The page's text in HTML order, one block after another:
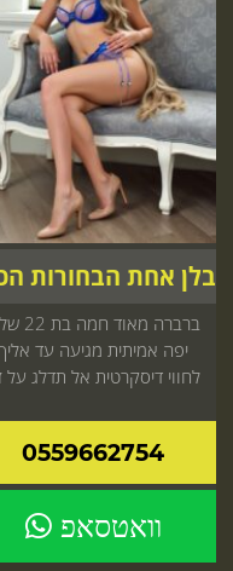
ברברה מאוד
יפה אמיתית מגיעה עד אליך
לחווי דיסקרטית אל תדלג על
0559662754
וואטסאפ